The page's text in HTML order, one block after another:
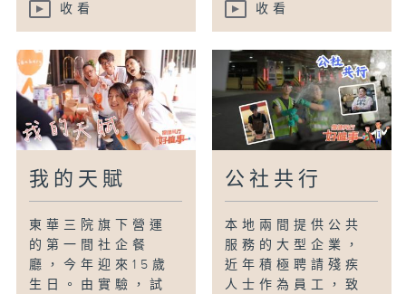
收看 收看
我的天賦
東華三院旗下營運
的第一間社企餐
廳，今年迎來15歲
生日。由實驗，試
公社共行
本地兩間提供公共
服務的大型企業，
近年積極聘請殘疾
人士作為員工，致